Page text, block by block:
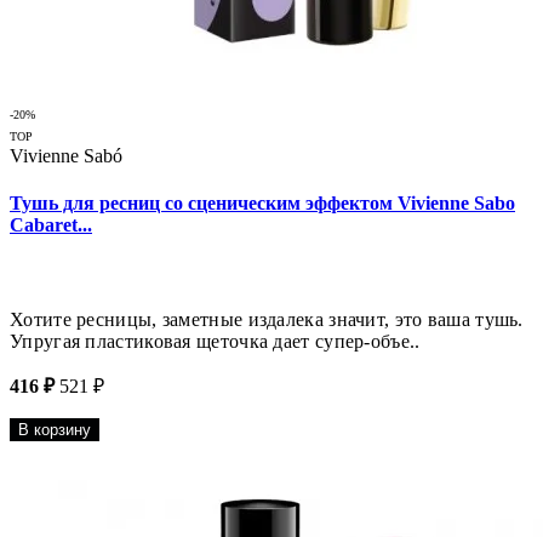
-20%
TOP
Vivienne Sabó
Тушь для ресниц со сценическим эффектом Vivienne Sabo
Cabaret...
Хотите ресницы, заметные издалека значит, это ваша тушь.
Упругая пластиковая щеточка дает супер-объе..
416 ₽ 521 ₽
В корзину